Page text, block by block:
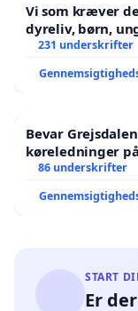
Vi som kræver
dyreliv, børn,
Der er
231 underskrifter
Bevar
køreledninger
86 underskrifter
START
Er